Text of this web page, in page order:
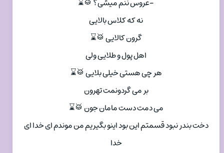
-عروس ننم میشی؟ 🥁⌛
نه که کلاس بالایی
گرون کالایی 🥁⌛
اهل پول و طلایی ولی
هر چی هستی خیلی بلایی 🥁⌛
بر می گردونمت تهرون
می دمت دست مامان جون 🥁⌛
دخت بندر نبود قسمتم این بود اینو بگیریم من موندم ای خدا ای
خدا